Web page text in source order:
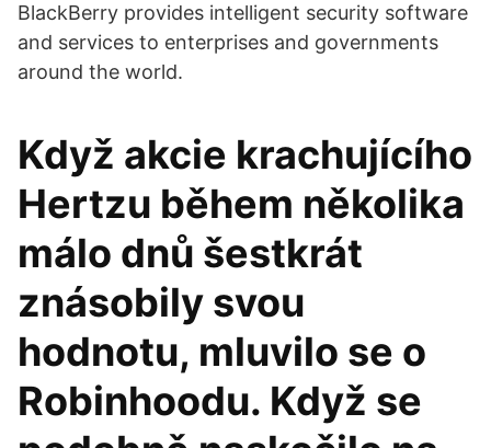
BlackBerry provides intelligent security software
and services to enterprises and governments
around the world.
Když akcie krachujícího
Hertzu během několika
málo dnů šestkrát
znásobily svou
hodnotu, mluvilo se o
Robinhoodu. Když se